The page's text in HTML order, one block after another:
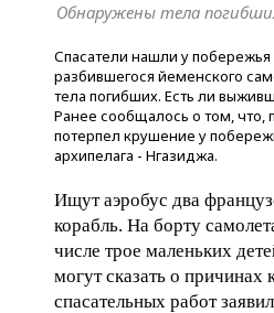
Обнаружены тела
Спасатели нашли у
разбившегося йеменского
тела погибших. Есть ли
Ранее сообщалось о том,
потерпел крушение у
архипелага - Нгазиджа.
Ищут аэробус два
корабль. На борту
числе трое маленьких
могут сказать о причинах
спасательных работ